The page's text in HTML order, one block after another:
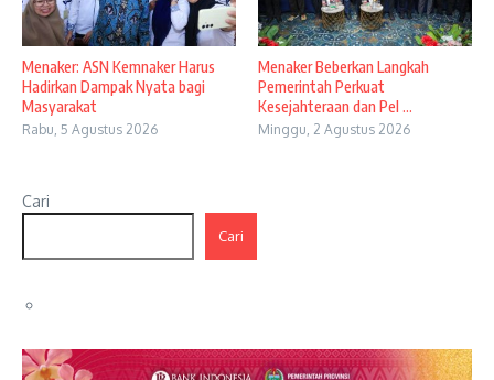
Menaker: ASN Kemnaker Harus
Hadirkan Dampak Nyata bagi
Masyarakat
Rabu, 5 Agustus 2026
Menaker Beberkan Langkah
Pemerintah Perkuat
Kesejahteraan dan Pel ...
Minggu, 2 Agustus 2026
Cari
Cari